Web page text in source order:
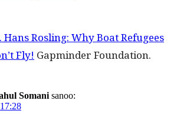
Hans Rosling: Why Boat Refugees
Fly! Gap­min­der Foundation.
Somani sanoo: